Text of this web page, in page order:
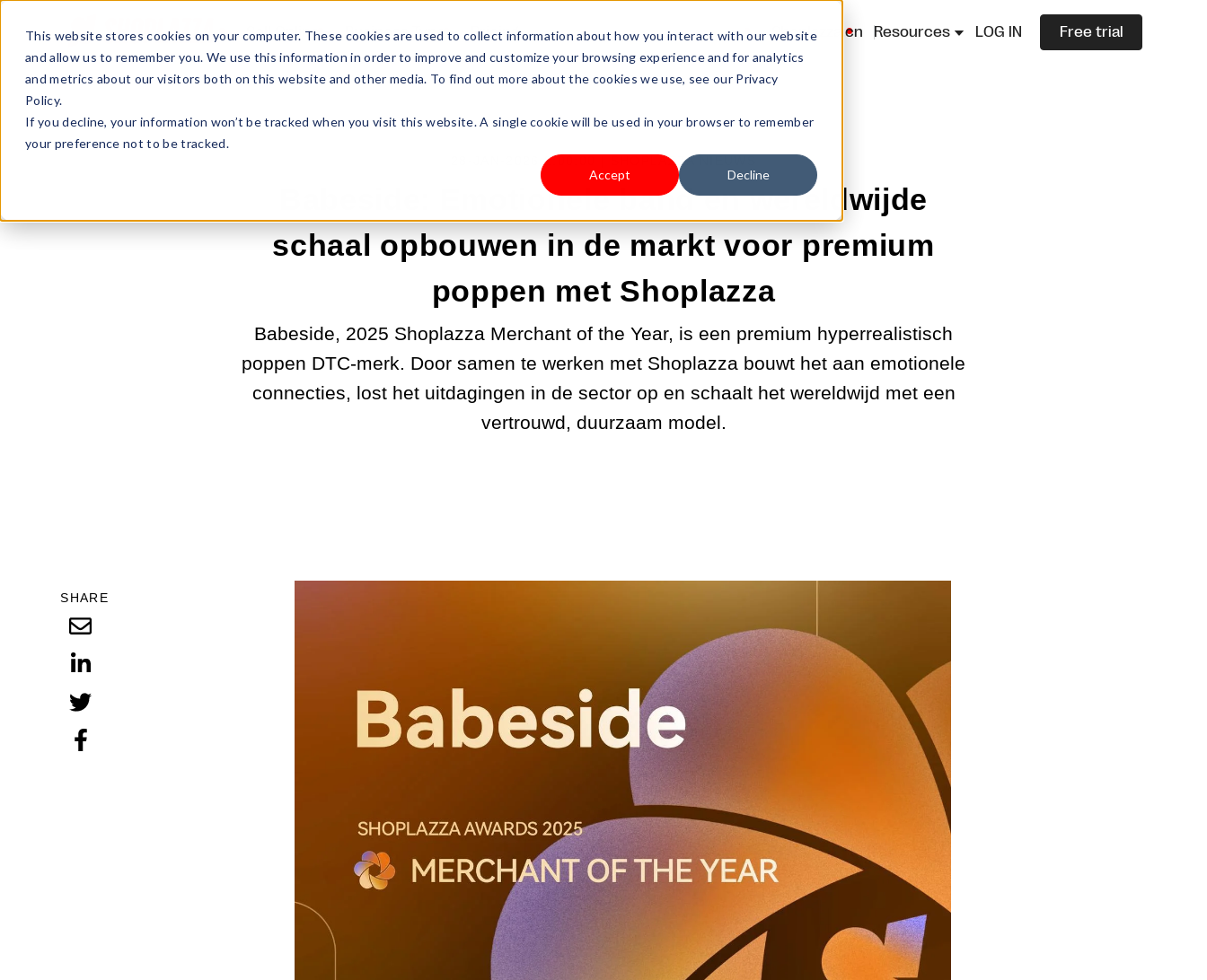
This website stores cookies on your computer. These cookies are used to collect information about how you interact with our website
and allow us to remember you. We use this information in order to improve and customize your browsing experience and for analytics
and metrics about our visitors both on this website and other media. To find out more about the cookies we use, see our Privacy
Policy.
If you decline, your information won’t be tracked when you visit this website. A single cookie will be used in your browser to remember
your preference not to be tracked.
Accept Decline
Sell Online Business Type Pricing Shoplazza.cn Resources LOG IN Free trial
28-JAN-2026 2:00:00 | SHOPLAZZA NIEUWS
Babeside: Emotionele band en wereldwijde
schaal opbouwen in de markt voor premium
poppen met Shoplazza
Babeside, 2025 Shoplazza Merchant of the Year, is een premium hyperrealistisch
poppen DTC-merk. Door samen te werken met Shoplazza bouwt het aan emotionele
connecties, lost het uitdagingen in de sector op en schaalt het wereldwijd met een
vertrouwd, duurzaam model.
SHARE